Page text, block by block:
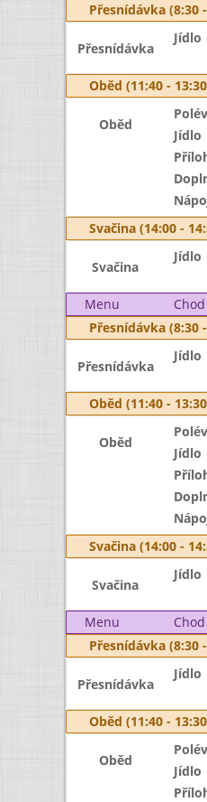
Přesnídávka (8:30
Přesnídávka
Jídlo
Oběd (11:40 -
Oběd
Jídlo
Svačina (14:00 -
Svačina
Jídlo
Menu Chod
Přesnídávka (8:30
Přesnídávka
Jídlo
Oběd (11:40 -
Oběd
Jídlo
Svačina (14:00 -
Svačina
Jídlo
Menu Chod
Přesnídávka (8:30
Přesnídávka
Jídlo
Oběd (11:40 -
Oběd
Jídlo